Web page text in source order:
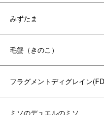
みずたま
毛蟹（きのこ）
フラグメントディグレイン
ミソのデュエルのミソ